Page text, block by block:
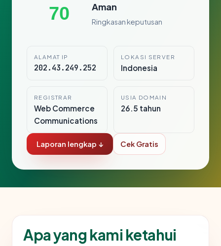
70 Aman
Ringkasan keputusan
ALAMAT IP
202.43.249.252
LOKASI SERVER
Indonesia
REGISTRAR
Web Commerce
Communications
USIA DOMAIN
26.5 tahun
Laporan lengkap ↓ Cek Gratis
Apa yang kami ketahui